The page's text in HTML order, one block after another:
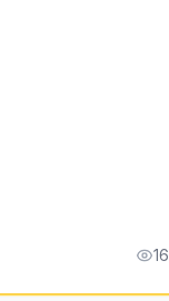
16